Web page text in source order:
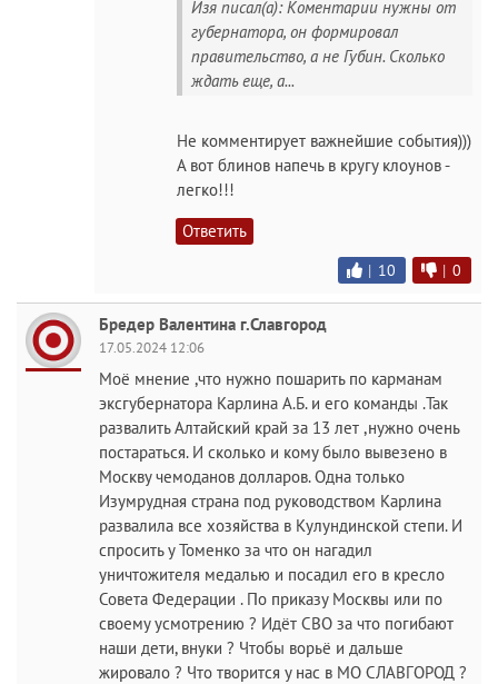
Изя писал(а): Коментарии нужны от
губернатора, он формировал
правительство, а не Губин. Сколько
ждать еще, а...
Не комментирует важнейшие события)))
А вот блинов напечь в кругу клоунов -
легко!!!
Ответить
| 10 | 0
Бредер Валентина г.Славгород
17.05.2024 12:06
Моё мнение ,что нужно пошарить по карманам
эксгубернатора Карлина А.Б. и его команды .Так
развалить Алтайский край за 13 лет ,нужно очень
постараться. И сколько и кому было вывезено в
Москву чемоданов долларов. Одна только
Изумрудная страна под руководством Карлина
развалила все хозяйства в Кулундинской степи. И
спросить у Томенко за что он нагадил
уничтожителя медалью и посадил его в кресло
Совета Федерации . По приказу Москвы или по
своему усмотрению ? Идёт СВО за что погибают
наши дети, внуки ? Чтобы ворьё и дальше
жировало ? Что творится у нас в МО СЛАВГОРОД ?